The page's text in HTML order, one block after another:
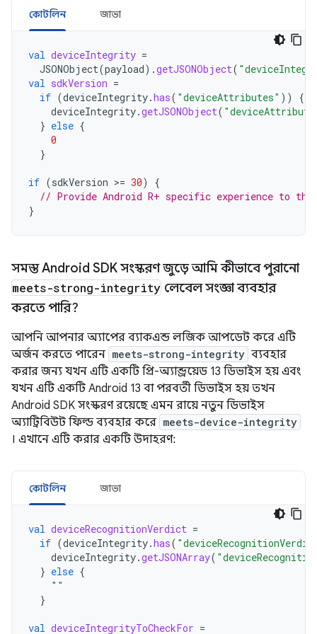
কোটলিন জাভা
val deviceIntegrity =
JSONObject(payload).getJSONObject(
val sdkVersion =
if (deviceIntegrity.has( "deviceAttributes" ))
{
deviceIntegrity.getJSONObject(
} else {
0
}
if (sdkVersion >= 30)
{
// Provide Android R+ specific experience to
}
সমস্ত Android SDK সংস্করণ জুড়ে আমি কীভাবে পুরানো
meets-strong-integrity লেবেল সংজ্ঞা ব্যবহার
করতে পারি?
আপনি আপনার অ্যাপের ব্যাকএন্ড লজিক আপডেট করে এটি
অর্জন করতে পারেন meets-strong-integrity ব্যবহার
করার জন্য যখন এটি একটি প্রি-অ্যান্ড্রয়েড 13 ডিভাইস হয় এবং
যখন এটি একটি Android 13 বা পরবর্তী ডিভাইস হয় তখন
Android SDK সংস্করণ রয়েছে এমন রায়ে নতুন ডিভাইস
অ্যাট্রিবিউট ফিল্ড ব্যবহার করে meets-device-integrity
। এখানে এটি করার একটি উদাহরণ:
কোটলিন জাভা
val deviceRecognitionVerdict =
if (deviceIntegrity.has(
deviceIntegrity.getJSONArray(
} else {
""
}
val deviceIntegrityToCheckFor =